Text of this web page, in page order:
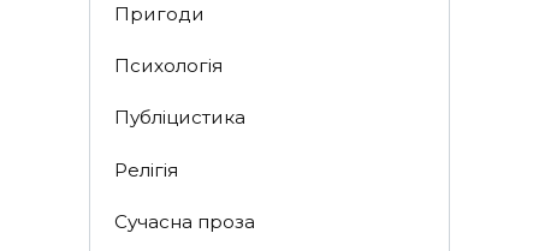
Пригоди
Психологія
Публіцистика
Релігія
Сучасна проза